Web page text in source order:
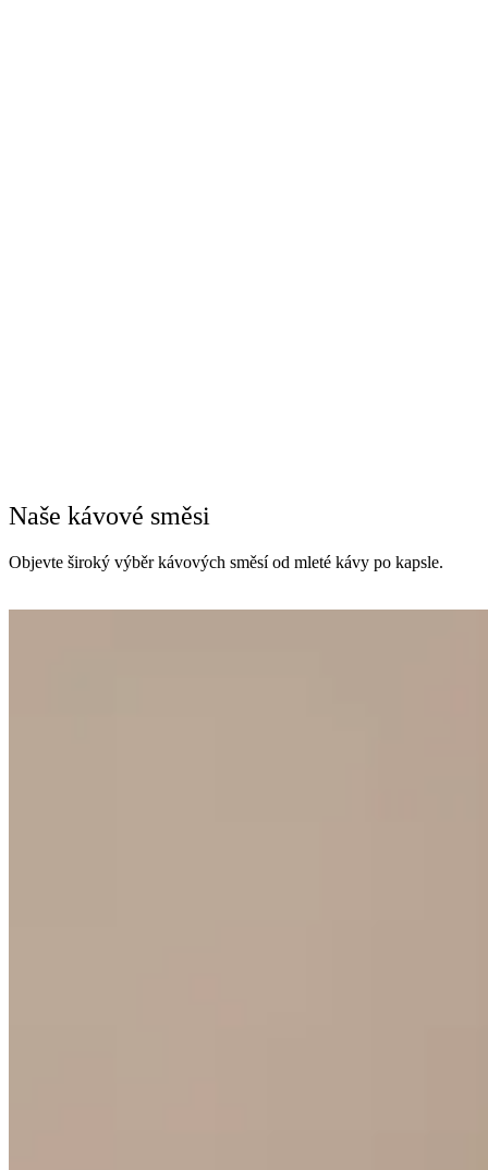
Naše kávové směsi
Objevte široký výběr kávových směsí od mleté kávy po kapsle.